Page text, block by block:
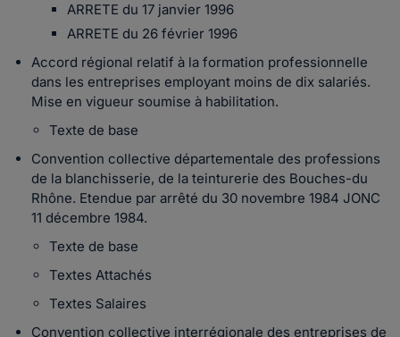
ARRETE du 17 janvier 1996
ARRETE du 26 février 1996
Accord régional relatif à la formation professionnelle
dans les entreprises employant moins de dix salariés.
Mise en vigueur soumise à habilitation.
Texte de base
Convention collective départementale des professions
de la blanchisserie, de la teinturerie des Bouches-du
Rhône. Etendue par arrêté du 30 novembre 1984 JONC
11 décembre 1984.
Texte de base
Textes Attachés
Textes Salaires
Convention collective interrégionale des entreprises de